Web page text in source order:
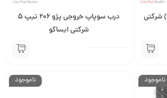
بوش و پیستون پژو 405 (xu7) شرکتی
درب سوپاپ خروجی پژو 206 تیپ 5
شرکتی ایساکو
ناموجود ناموجود